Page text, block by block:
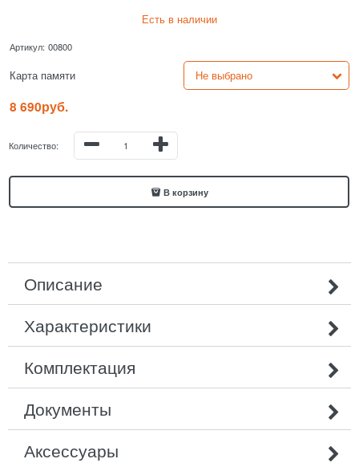
Есть в наличии
Артикул: 00800
Карта памяти
8 690руб.
Количество:
В корзину
Описание
Характеристики
Комплектация
Документы
Аксессуары